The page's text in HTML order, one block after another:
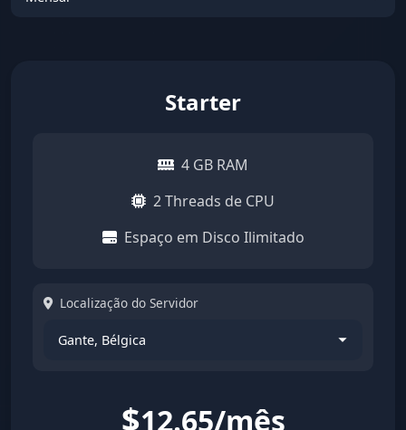
Starter
4 GB RAM
2 Threads de CPU
Espaço em Disco Ilimitado
Localização do Servidor
$12.65/mês